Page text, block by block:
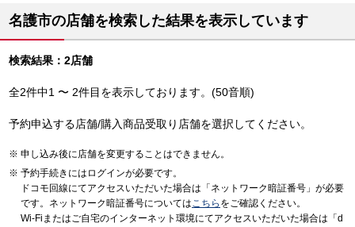
名護市の店舗を検索した結果を表示しています
検索結果：2店舗
全2件中1 〜 2件目を表示しております。(50音順)
予約申込する店舗/購入商品受取り店舗を選択してください。
申し込み後に店舗を変更することはできません。
予約手続きにはログインが必要です。
ドコモ回線にてアクセスいただいた場合は「ネットワーク暗証番号」が必要
です。ネットワーク暗証番号についてはこちら をご確認ください。
Wi-Fiまたはご自宅のインターネット環境にてアクセスいただいた場合は「d